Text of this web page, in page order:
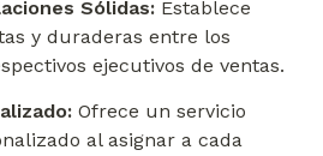
Sólidas: Establece
y duraderas entre los
ejecutivos de ventas.
Ofrece un servicio
al asignar a cada